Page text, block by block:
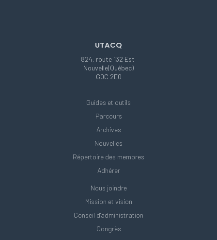
UTACQ
824, route 132 Est
Nouvelle(Québec)
G0C 2E0
Guides et outils
Parcours
Archives
Nouvelles
Répertoire des membres
Adhérer
Nous joindre
Mission et vision
Conseil d'administration
Congrès